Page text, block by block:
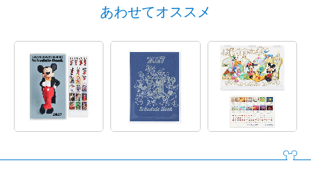
あわせてオススメ